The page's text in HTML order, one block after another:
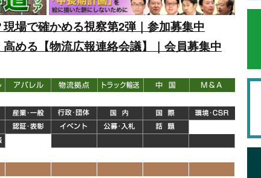
場で確かめる視察第2弾｜参加募集中
める【物流広報連絡会議】｜会員募集中